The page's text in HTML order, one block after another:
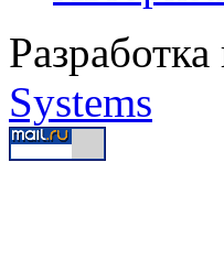
Systems